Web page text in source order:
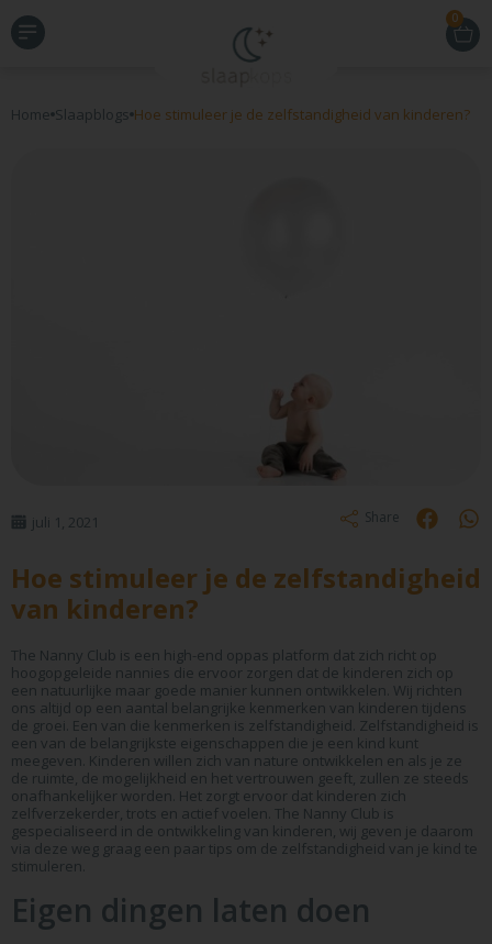
0
Home Slaapblogs Hoe stimuleer je de zelfstandigheid van kinderen?
juli 1, 2021 Share
Hoe stimuleer je de zelfstandigheid
van kinderen?
The Nanny Club is een high-end oppas platform dat zich richt op
hoogopgeleide nannies die ervoor zorgen dat de kinderen zich op
een natuurlijke maar goede manier kunnen ontwikkelen. Wij richten
ons altijd op een aantal belangrijke kenmerken van kinderen tijdens
de groei. Een van die kenmerken is zelfstandigheid. Zelfstandigheid is
een van de belangrijkste eigenschappen die je een kind kunt
meegeven. Kinderen willen zich van nature ontwikkelen en als je ze
de ruimte, de mogelijkheid en het vertrouwen geeft, zullen ze steeds
onafhankelijker worden. Het zorgt ervoor dat kinderen zich
zelfverzekerder, trots en actief voelen. The Nanny Club is
gespecialiseerd in de ontwikkeling van kinderen, wij geven je daarom
via deze weg graag een paar tips om de zelfstandigheid van je kind te
stimuleren.
Eigen dingen laten doen